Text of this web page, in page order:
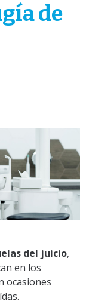
de
del juicio,
en los
ocasiones